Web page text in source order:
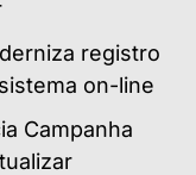
registro
on-line
Campanha